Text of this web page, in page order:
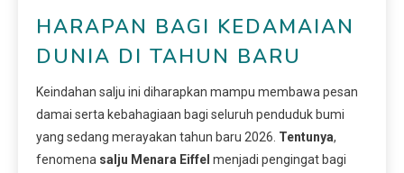
HARAPAN BAGI KEDAMAIAN
DUNIA DI TAHUN BARU
Keindahan salju ini diharapkan mampu membawa pesan
damai serta kebahagiaan bagi seluruh penduduk bumi
yang sedang merayakan tahun baru 2026. Tentunya,
fenomena salju Menara Eiffel menjadi pengingat bagi